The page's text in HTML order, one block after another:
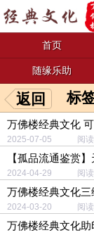
首页
随缘乐助
返回 标
万佛楼经典文化
结缘
2025-07-05 阅
【孤品流通鉴赏
行 万佛楼经典文化
2024-04-29 阅
万佛楼经典文化
2024-03-20 阅
万佛楼经典文化